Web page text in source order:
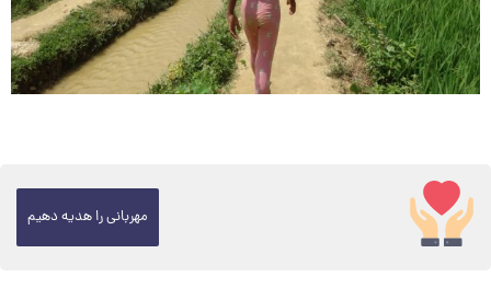
مهربانی را هدیه دهیم